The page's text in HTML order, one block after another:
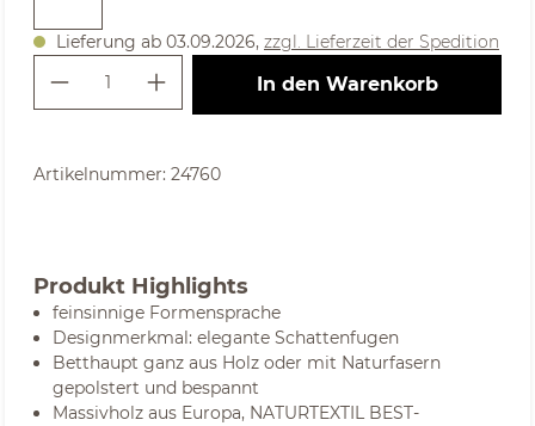
Lieferung ab 03.09.2026, zzgl. Lieferzeit der Spedition
Produkt Anzahl: Gib den
In den Warenkorb
Artikelnummer: 24760
Produkt Highlights
feinsinnige Formensprache
Designmerkmal: elegante Schattenfugen
Betthaupt ganz aus Holz oder mit Naturfasern
gepolstert und bespannt
Massivholz aus Europa, NATURTEXTIL BEST-